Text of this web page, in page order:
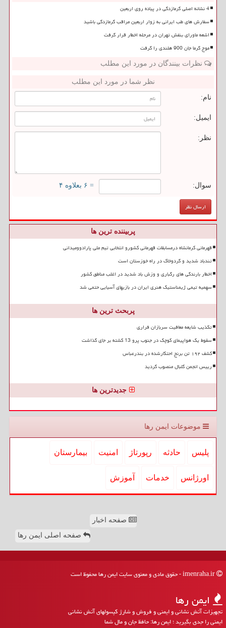
4 نشانه اصلی گرمازدگی در پیاده روی اربعین
سفارش های طب ایرانی به زوار اربعین مراقب گرمازدگی باشید
اشعه ماورای بنفش تهران در مرحله اخطار قرار گرفت
موج گرما جان 900 هلندی را گرفت
نظرات بینندگان در مورد این مطلب
نظر شما در مورد این مطلب
نام:
ایمیل:
نظر:
سوال: = ۶ بعلاوه ۴
پربیننده ترین ها
قهرمانی کرمانشاه درمسابقات قهرمانی کشورو انتخابی تیم ملی پارادوومیدانی
تندباد شدید و گردوخاک در راه خوزستان است
اخطار بارندگی های رگباری و وزش باد شدید در اغلب مناطق کشور
سهمیه تیمی ژیمناستیک هنری ایران در بازیهای آسیایی حتمی شد
پربحث ترین ها
تکذیب شایعه معافیت سربازان فراری
سقوط یک هواپیمای کوچک در جنوب پرو 13 کشته بر جای گذاشت
کشف ۱۹۲ تن برنج احتکارشده در بندرعباس
رییس انجمن گلبال منصوب گردید
جدیدترین ها
موضوعات ایمن رها
پلیس حادثه رپورتاژ امنیت بیمارستان
اورژانس خدمات آموزش
صفحه اخبار
صفحه اصلی ایمن رها
ایمن رها
تجهیزات آتش نشانی و ایمنی و فروش و شارژ کپسولهای آتش نشانی
ایمنی را جدی بگیرید ؛ ایمن رها: حافظ جان و مال شما